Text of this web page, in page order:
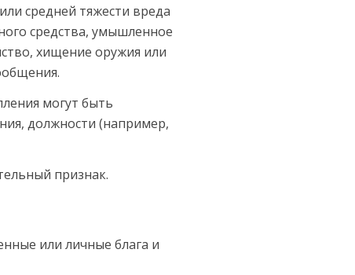
средней тяжести вреда
средст­ва, умышленное
хищение ору­жия или
могут быть
должности (например,
признак.
или личные блага и